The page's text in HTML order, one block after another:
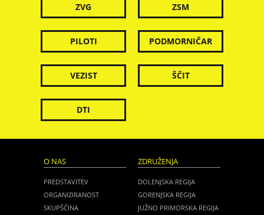
ZVG ZSM
PILOTI PODMORNIČAR
VEZIST ŠČIT
DTI
O NAS
PREDSTAVITEV
ORGANIZIRANOST
SKUPŠČINA
ZDRUŽENJA
DOLENJSKA REGIJA
GORENJSKA REGIJA
JUŽNO PRIMORSKA REGIJA